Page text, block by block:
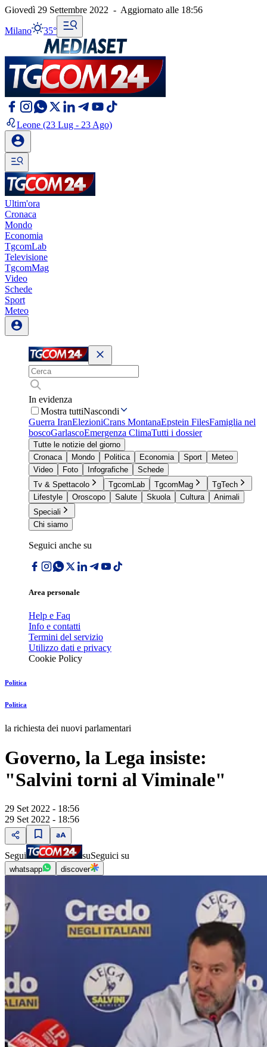
Giovedì 29 Settembre 2022 - Aggiornato alle 18:56
Milano 35°
Leone (23 Lug - 23 Ago)
Ultim'ora
Cronaca
Mondo
Economia
TgcomLab
Televisione
TgcomMag
Video
Schede
Sport
Meteo
In evidenza
Mostra tuttiNascondi
Guerra IranElezioniCrans MontanaEpstein FilesFamiglia nel
boscoGarlascoEmergenza ClimaTutti i dossier
Tutte le notizie del giorno
Cronaca
Mondo Politica Economia Sport
Meteo
Video
Foto Infografiche
Schede
Tv & Spettacolo
TgcomLab TgcomMag
TgTech
Lifestyle
Oroscopo Salute Skuola Cultura
Animali
Speciali
Chi siamo
Seguici anche su
Area personale
Help e Faq
Info e contatti
Termini del servizio
Utilizzo dati e privacy
Cookie Policy
Politica
Politica
la richiesta dei nuovi parlamentari
Governo, la Lega insiste:
"Salvini torni al Viminale"
29 Set 2022 - 18:56
29 Set 2022 - 18:56
Segui suSeguici su
whatsapp discover